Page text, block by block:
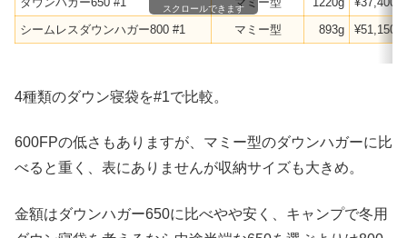
シームレスダウンハガー800 #1
マミー型 893g ¥51,150
スクロールできます
4種類のダウン寝袋を#1で比較。
600FPの低さもありますが、マミー型のダウンハガーに比
べると重く、表にありませんが収納サイズも大きめ。
金額はダウンハガー650に比べやや安く、キャンプで冬用